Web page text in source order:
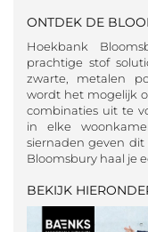
ONTDEK DE
Hoekbank
prachtige stof
zwarte, metalen
wordt het mogelijk
combinaties uit te
in elke
siernaden geven
Bloomsbury haal je
BEKIJK